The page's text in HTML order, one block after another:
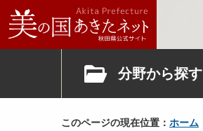
分野から探す
このページの現在位置： ホーム